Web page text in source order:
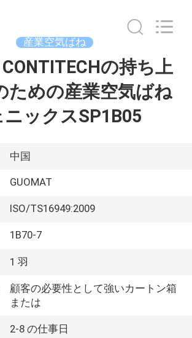
産業空気ばね
の持ち上
ための産業空気ばね
ニックスSP1B05
中国
GUOMAT
ISO/TS16949:2009
1B70-7
1 羽
顧客の必要性として強いカートン箱
または
2-8 の仕事日